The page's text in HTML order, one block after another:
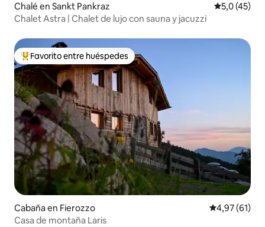
Chalé en Sankt Pankraz Calificación
5,0 (45)
Chalet Astra | Chalet de lujo con sauna y jacuzzi
Favorito entre los huéspedes más destacados
Favorito entre huéspedes
Cabaña en Fierozzo Calificación
4,97 (61)
Casa de montaña Laris